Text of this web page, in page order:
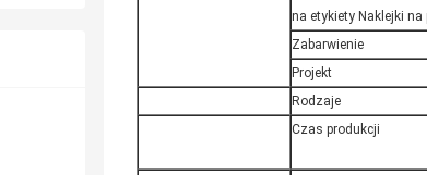
na etykiety Naklejki na
Zabarwienie
Projekt
Rodzaje
Czas produkcji